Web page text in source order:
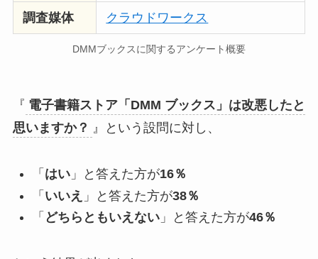
調査媒体 クラウドワークス
DMMブックスに関するアンケート概要
『 電子書籍ストア「DMM ブックス」は改悪したと
思いますか？ 』という設問に対し、
「 はい」と答えた方が16％
「 いいえ 」と答えた方が38％
「 どちらともいえない」と答えた方が46％